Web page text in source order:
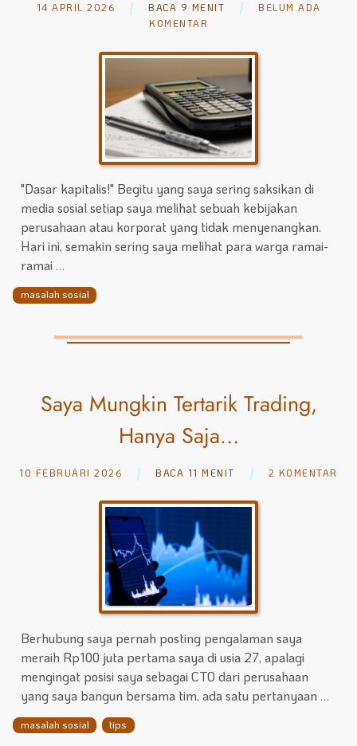
14 APRIL 2026 BACA 9 MENIT
BELUM ADA
KOMENTAR
"Dasar kapitalis!" Begitu yang saya sering saksikan di
media sosial setiap saya melihat sebuah kebijakan
perusahaan atau korporat yang tidak menyenangkan.
Hari ini, semakin sering saya melihat para warga ramai-
ramai…
masalah sosial
Saya Mungkin Tertarik Trading,
Hanya Saja…
10 FEBRUARI 2026 BACA 11 MENIT 2 KOMENTAR
Berhubung saya pernah posting pengalaman saya
meraih Rp100 juta pertama saya di usia 27, apalagi
mengingat posisi saya sebagai CTO dari perusahaan
yang saya bangun bersama tim, ada satu pertanyaan …
masalah sosial tips